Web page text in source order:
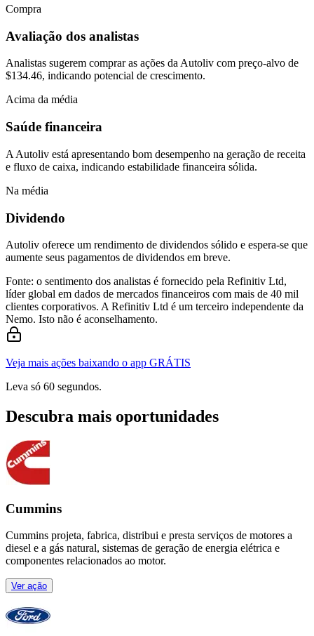
Compra
Avaliação dos analistas
Analistas sugerem comprar as ações da Autoliv com preço-alvo de
$134.46, indicando potencial de crescimento.
Acima da média
Saúde financeira
A Autoliv está apresentando bom desempenho na geração de receita
e fluxo de caixa, indicando estabilidade financeira sólida.
Na média
Dividendo
Autoliv oferece um rendimento de dividendos sólido e espera-se que
aumente seus pagamentos de dividendos em breve.
Fonte: o sentimento dos analistas é fornecido pela Refinitiv Ltd,
líder global em dados de mercados financeiros com mais de 40 mil
clientes corporativos. A Refinitiv Ltd é um terceiro independente da
Nemo. Isto não é aconselhamento.
Veja mais ações baixando o app GRÁTIS
Leva só 60 segundos.
Descubra mais oportunidades
Cummins
Cummins projeta, fabrica, distribui e presta serviços de motores a
diesel e a gás natural, sistemas de geração de energia elétrica e
componentes relacionados ao motor.
Ver ação